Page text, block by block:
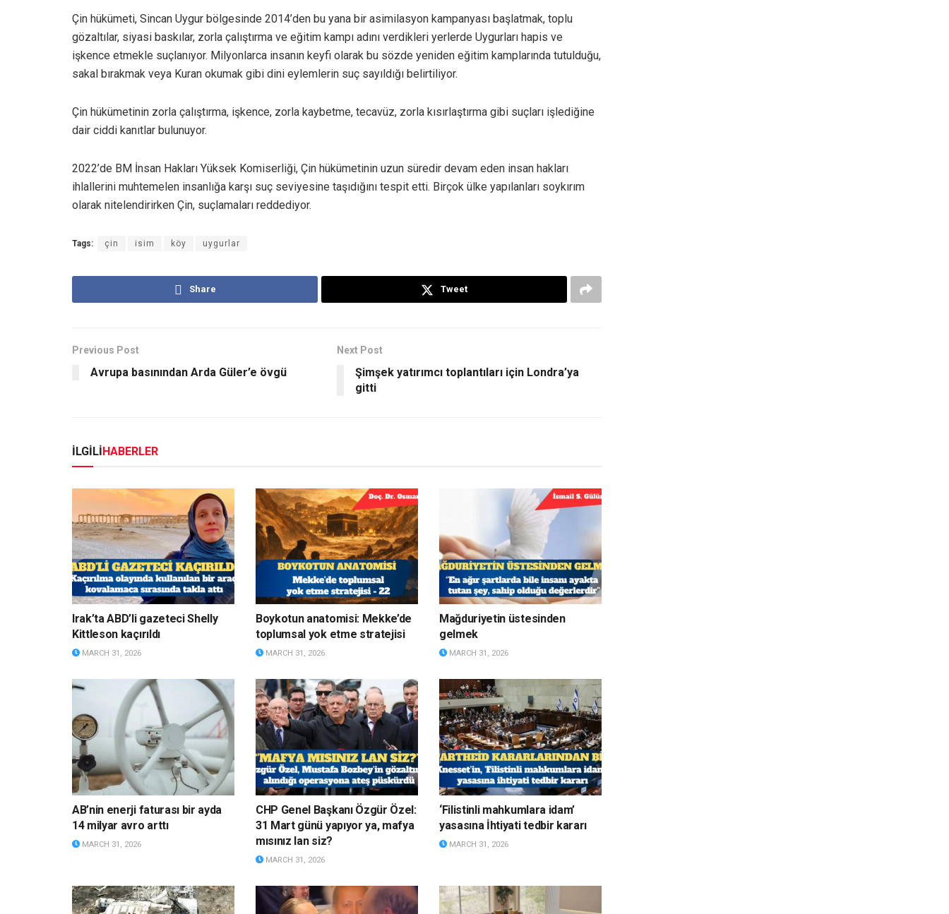
Çin hükümeti, Sincan Uygur bölgesinde 2014’den bu yana bir asimilasyon kampanyası başlatmak, toplu
gözaltılar, siyasi baskılar, zorla çalıştırma ve eğitim kampı adını verdikleri yerlerde Uygurları hapis ve
işkence etmekle suçlanıyor. Milyonlarca insanın keyfi olarak bu sözde yeniden eğitim kamplarında tutulduğu,
sakal bırakmak veya Kuran okumak gibi dini eylemlerin suç sayıldığı belirtiliyor.
Çin hükümetinin zorla çalıştırma, işkence, zorla kaybetme, tecavüz, zorla kısırlaştırma gibi suçları işlediğine
dair ciddi kanıtlar bulunuyor.
2022’de BM İnsan Hakları Yüksek Komiserliği, Çin hükümetinin uzun süredir devam eden insan hakları
ihlallerini muhtemelen insanlığa karşı suç seviyesine taşıdığını tespit etti. Birçok ülke yapılanları soykırım
olarak nitelendirirken Çin, suçlamaları reddediyor.
Tags: çin isim köy uygurlar
Share Tweet
Previous Post
Avrupa basınından Arda Güler’e övgü
Next Post
Şimşek yatırımcı toplantıları için Londra’ya
gitti
İLGİLİHABERLER
Irak’ta ABD’li gazeteci Shelly
Kittleson kaçırıldı
MARCH 31, 2026
Boykotun anatomisi: Mekke’de
toplumsal yok etme stratejisi
MARCH 31, 2026
Mağduriyetin üstesinden
gelmek
MARCH 31, 2026
AB’nin enerji faturası bir ayda
14 milyar avro arttı
MARCH 31, 2026
CHP Genel Başkanı Özgür Özel:
31 Mart günü yapıyor ya, mafya
mısınız lan siz?
MARCH 31, 2026
‘Filistinli mahkumlara idam’
yasasına İhtiyati tedbir kararı
MARCH 31, 2026